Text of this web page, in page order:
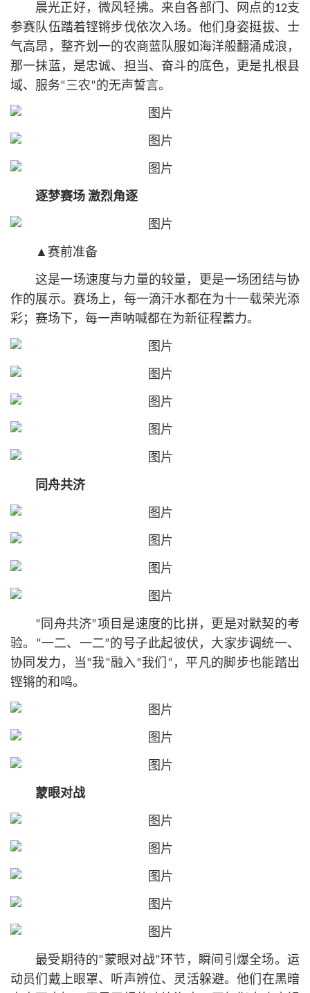
晨光正好，微风轻拂。来自各部门、网点的12支
参赛队伍踏着铿锵步伐依次入场。他们身姿挺拔、士
气高昂，整齐划一的农商蓝队服如海洋般翻涌成浪，
那一抹蓝，是忠诚、担当、奋斗的底色，更是扎根县
域、服务“三农”的无声誓言。
逐梦赛场 激烈角逐
▲赛前准备
这是一场速度与力量的较量，更是一场团结与协
作的展示。赛场上，每一滴汗水都在为十一载荣光添
彩；赛场下，每一声呐喊都在为新征程蓄力。
同舟共济
“同舟共济”项目是速度的比拼，更是对默契的考
验。“一二、一二”的号子此起彼伏，大家步调统一、
协同发力，当“我”融入“我们”，平凡的脚步也能踏出
铿锵的和鸣。
蒙眼对战
最受期待的“蒙眼对战”环节，瞬间引爆全场。运
动员们戴上眼罩、听声辨位、灵活躲避。他们在黑暗